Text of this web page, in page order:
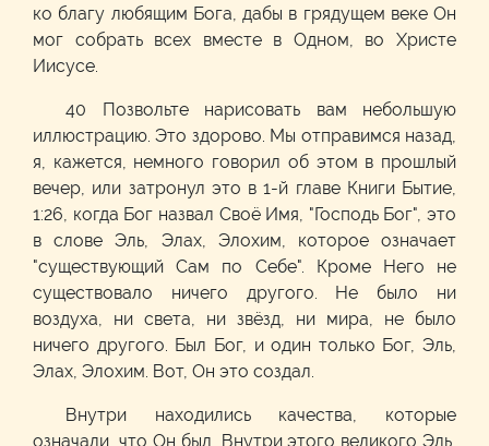
ко благу любящим Бога, дабы в грядущем веке Он
мог собрать всех вместе в Одном, во Христе
Иисусе.
40 Позвольте нарисовать вам небольшую
иллюстрацию. Это здорово. Мы отправимся назад,
я, кажется, немного говорил об этом в прошлый
вечер, или затронул это в 1-й главе Книги Бытие,
1:26, когда Бог назвал Своё Имя, "Господь Бог", это
в слове Эль, Элах, Элохим, которое означает
"существующий Сам по Себе". Кроме Него не
существовало ничего другого. Не было ни
воздуха, ни света, ни звёзд, ни мира, не было
ничего другого. Был Бог, и один только Бог, Эль,
Элах, Элохим. Вот, Он это создал.
Внутри находились качества, которые
означали, что Он был...Внутри этого великого Эль,